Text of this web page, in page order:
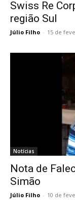
Swiss Re
região Sul
Júlio Filho - 15 de
Notícias
Nota de
Simão
Júlio Filho - 10 de